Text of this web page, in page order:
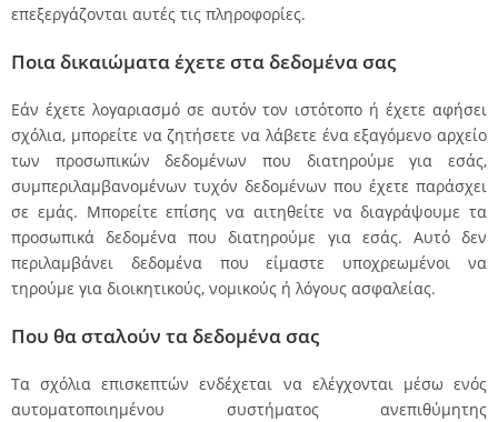
επεξεργάζονται αυτές τις πληροφορίες.
Ποια δικαιώματα έχετε στα δεδομένα σας
Εάν έχετε λογαριασμό σε αυτόν τον ιστότοπο ή έχετε αφήσει
σχόλια, μπορείτε να ζητήσετε να λάβετε ένα εξαγόμενο αρχείο
των προσωπικών δεδομένων που διατηρούμε για εσάς,
συμπεριλαμβανομένων τυχόν δεδομένων που έχετε παράσχει
σε εμάς. Μπορείτε επίσης να αιτηθείτε να διαγράψουμε τα
προσωπικά δεδομένα που διατηρούμε για εσάς. Αυτό δεν
περιλαμβάνει δεδομένα που είμαστε υποχρεωμένοι να
τηρούμε για διοικητικούς, νομικούς ή λόγους ασφαλείας.
Που θα σταλούν τα δεδομένα σας
Τα σχόλια επισκεπτών ενδέχεται να ελέγχονται μέσω ενός
αυτοματοποιημένου συστήματος ανεπιθύμητης